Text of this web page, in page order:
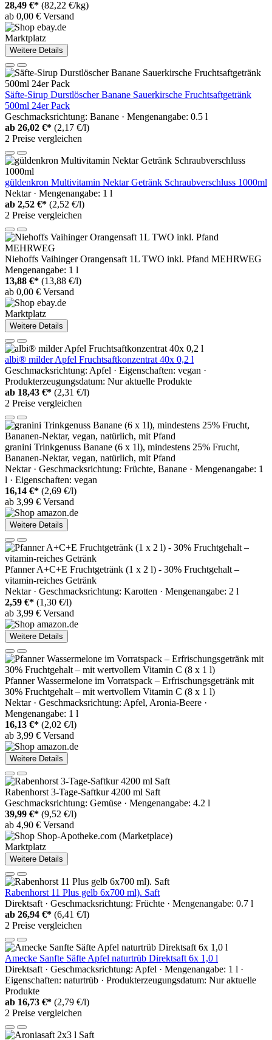
28,49 €* (82,22 €/kg)
ab 0,00 € Versand
Marktplatz
Weitere Details
Säfte-Sirup Durstlöscher Banane Sauerkirsche Fruchtsaftgetränk
500ml 24er Pack
Geschmacksrichtung: Banane · Mengenangabe: 0.5 l
ab 26,02 €* (2,17 €/l)
2 Preise vergleichen
güldenkron Multivitamin Nektar Getränk Schraubverschluss 1000ml
Nektar · Mengenangabe: 1 l
ab 2,52 €* (2,52 €/l)
2 Preise vergleichen
Niehoffs Vaihinger Orangensaft 1L TWO inkl. Pfand MEHRWEG
Mengenangabe: 1 l
13,88 €* (13,88 €/l)
ab 0,00 € Versand
Marktplatz
Weitere Details
albi® milder Apfel Fruchtsaftkonzentrat 40x 0,2 l
Geschmacksrichtung: Apfel · Eigenschaften: vegan ·
Produkterzeugungsdatum: Nur aktuelle Produkte
ab 18,43 €* (2,31 €/l)
2 Preise vergleichen
granini Trinkgenuss Banane (6 x 1l), mindestens 25% Frucht,
Bananen-Nektar, vegan, natürlich, mit Pfand
Nektar · Geschmacksrichtung: Früchte, Banane · Mengenangabe: 1
l · Eigenschaften: vegan
16,14 €* (2,69 €/l)
ab 3,99 € Versand
Weitere Details
Pfanner A+C+E Fruchtgetränk (1 x 2 l) - 30% Fruchtgehalt –
vitamin-reiches Getränk
Nektar · Geschmacksrichtung: Karotten · Mengenangabe: 2 l
2,59 €* (1,30 €/l)
ab 3,99 € Versand
Weitere Details
Pfanner Wassermelone im Vorratspack – Erfrischungsgetränk mit
30% Fruchtgehalt – mit wertvollem Vitamin C (8 x 1 l)
Nektar · Geschmacksrichtung: Apfel, Aronia-Beere ·
Mengenangabe: 1 l
16,13 €* (2,02 €/l)
ab 3,99 € Versand
Weitere Details
Rabenhorst 3-Tage-Saftkur 4200 ml Saft
Geschmacksrichtung: Gemüse · Mengenangabe: 4.2 l
39,99 €* (9,52 €/l)
ab 4,90 € Versand
Marktplatz
Weitere Details
Rabenhorst 11 Plus gelb 6x700 ml). Saft
Direktsaft · Geschmacksrichtung: Früchte · Mengenangabe: 0.7 l
ab 26,94 €* (6,41 €/l)
2 Preise vergleichen
Amecke Sanfte Säfte Apfel naturtrüb Direktsaft 6x 1,0 l
Direktsaft · Geschmacksrichtung: Apfel · Mengenangabe: 1 l ·
Eigenschaften: naturtrüb · Produkterzeugungsdatum: Nur aktuelle
Produkte
ab 16,73 €* (2,79 €/l)
2 Preise vergleichen